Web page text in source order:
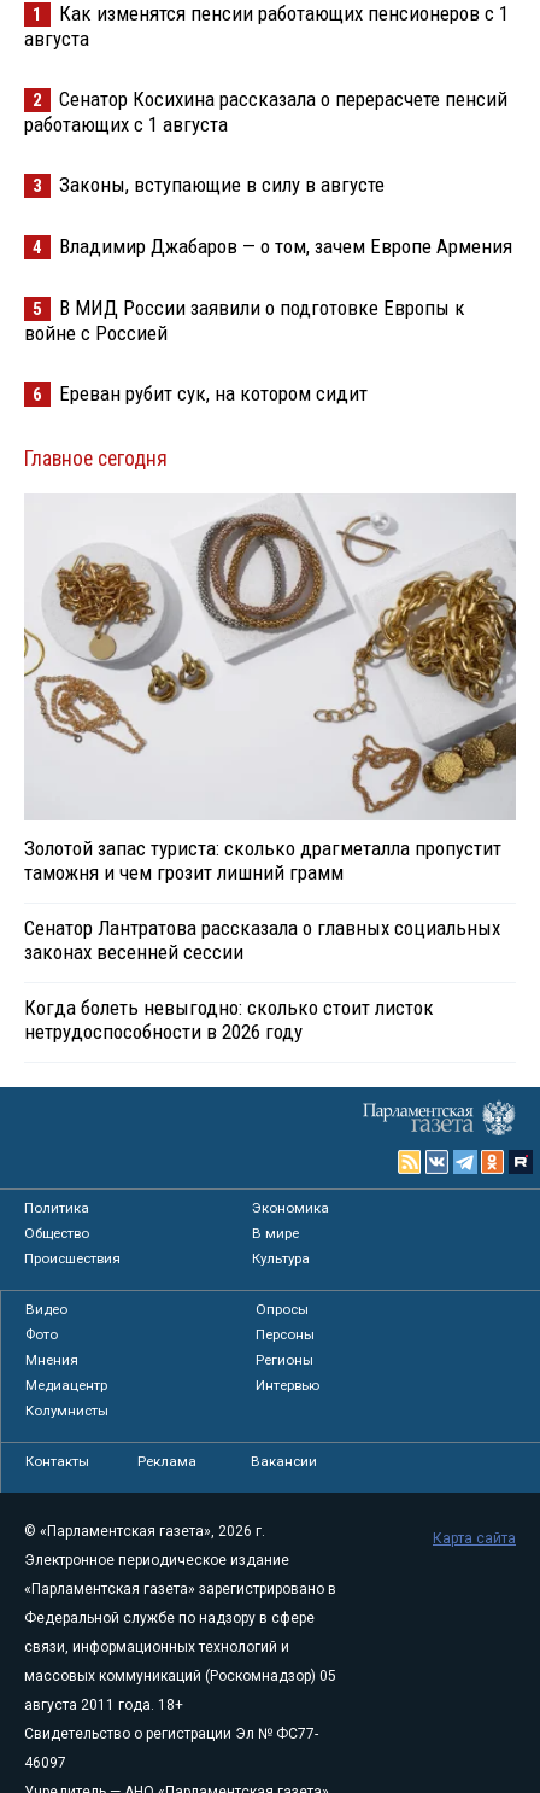
1
Как изменятся пенсии работающих пенсионеров с 1
августа
2
Сенатор Косихина рассказала о перерасчете пенсий
работающих с 1 августа
3 Законы, вступающие в силу в августе
4 Владимир Джабаров — о том, зачем Европе Армения
5
В МИД России заявили о подготовке Европы к
войне с Россией
6 Ереван рубит сук, на котором сидит
Главное сегодня
Золотой запас туриста: сколько драгметалла пропустит
таможня и чем грозит лишний грамм
Сенатор Лантратова рассказала о главных социальных
законах весенней сессии
Когда болеть невыгодно: сколько стоит листок
нетрудоспособности в 2026 году
Политика
Экономика
Общество
В мире
Происшествия
Культура
Видео
Опросы
Фото
Персоны
Мнения
Регионы
Медиацентр
Интервью
Колумнисты
Контакты Реклама Вакансии
© «Парламентская газета», 2026 г.
Электронное периодическое издание
«Парламентская газета» зарегистрировано в
Федеральной службе по надзору в сфере
связи, информационных технологий и
массовых коммуникаций (Роскомнадзор) 05
августа 2011 года. 18+
Свидетельство о регистрации Эл № ФС77-
46097
Карта сайта